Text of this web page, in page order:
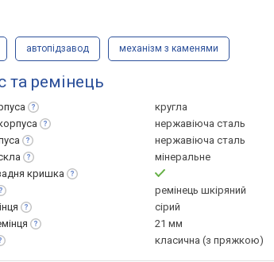
автопідзавод механізм з каменями
та ремінець
кругла
нержавіюча сталь
нержавіюча сталь
мінеральне
кришка
ремінець шкіряний
сірий
21 мм
класична (з пряжкою)